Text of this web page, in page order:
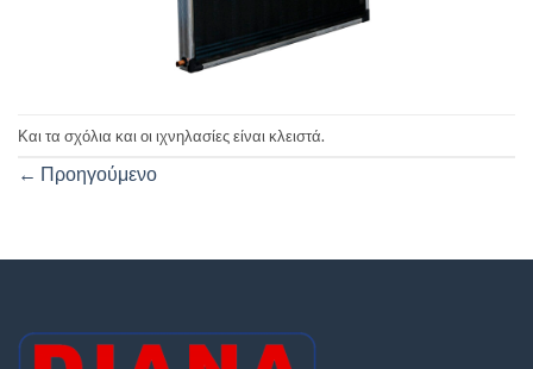
Και τα σχόλια και οι ιχνηλασίες είναι κλειστά.
← Προηγούμενο